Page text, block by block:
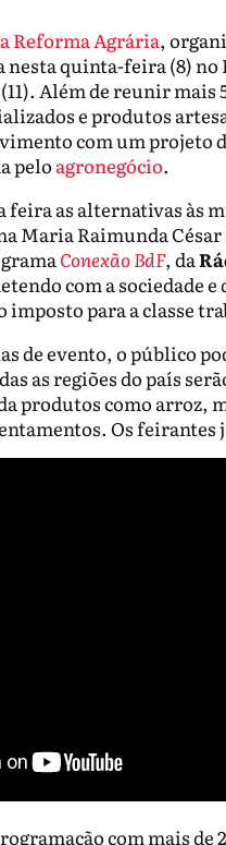
Reforma Agrária,
nesta quinta-feira (8) no
Além de reunir
e produtos
com um projeto
pelo agronegócio.
feira as alternativas às
Maria Raimunda
Conexão BdF, da
com a sociedade
imposto para a classe
de evento, o público
as regiões do país
produtos como arroz,
Os
com mais